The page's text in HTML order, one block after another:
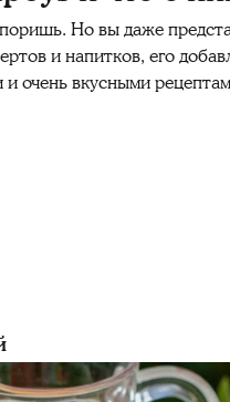
Но вы даже
инапитков, его
иоченьвкусными